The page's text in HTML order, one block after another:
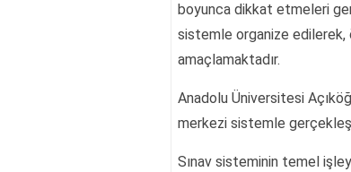
boyunca dikkat etmeleri
sistemle organize edilerek,
amaçlamaktadır.
Anadolu Üniversitesi
merkezi sistemle
Sınav sisteminin temel